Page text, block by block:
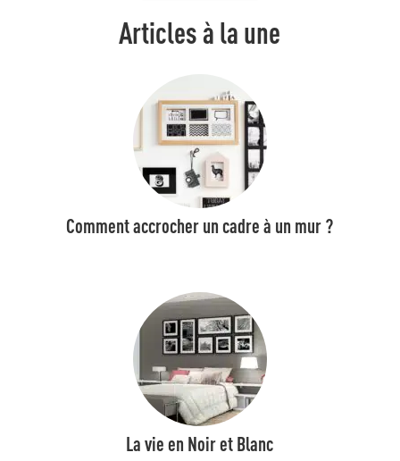
Articles à la une
Comment accrocher un cadre à un mur ?
La vie en Noir et Blanc